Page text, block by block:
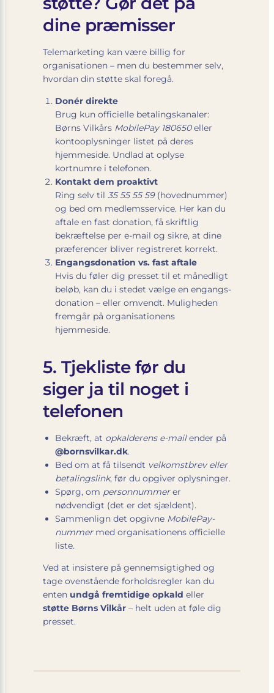
dine præmisser
Telemarketing kan være billig for
organisationen – men du bestemmer selv,
hvordan din støtte skal foregå.
Donér direkte
Brug kun officielle betalings­kanaler:
Børns Vilkårs MobilePay 180650eller
konto­oplysninger listet på deres
hjemmeside. Undlad at oplyse
kortnumre i telefonen.
Kontakt dem proaktivt
Ring selv til 35 55 55 59(hovednummer)
og bed om medlemsservice. Her kan du
aftale en fast donation, få skriftlig
bekræftelse per e-mail og sikre, at dine
præferencer bliver registreret korrekt.
Engangsdonation vs. fast aftale
Hvis du føler dig presset til et månedligt
beløb, kan du i stedet vælge en engangs­
donation – eller omvendt. Muligheden
fremgår på organisationens
hjemmeside.
5. Tjekliste før du
siger ja til noget i
telefonen
Bekræft, at opkalderens e-mailender på
@bornsvilkar.dk.
Bed om at få tilsendt velkomstbrev eller
betalings­link, før du opgiver oplysninger.
Spørg, om personnummerer
nødvendigt (det er det sjældent).
Sammenlign det opgivne MobilePay-
nummermed organisationens officielle
liste.
Ved at insistere på gennemsigtighed og
tage ovenstående forholdsregler kan du
enten undgå fremtidige opkald eller
støtte Børns Vilkår – helt uden at føle dig
presset.